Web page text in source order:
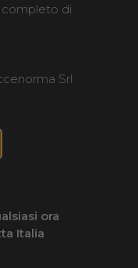
completo di
Srl
ora
Italia